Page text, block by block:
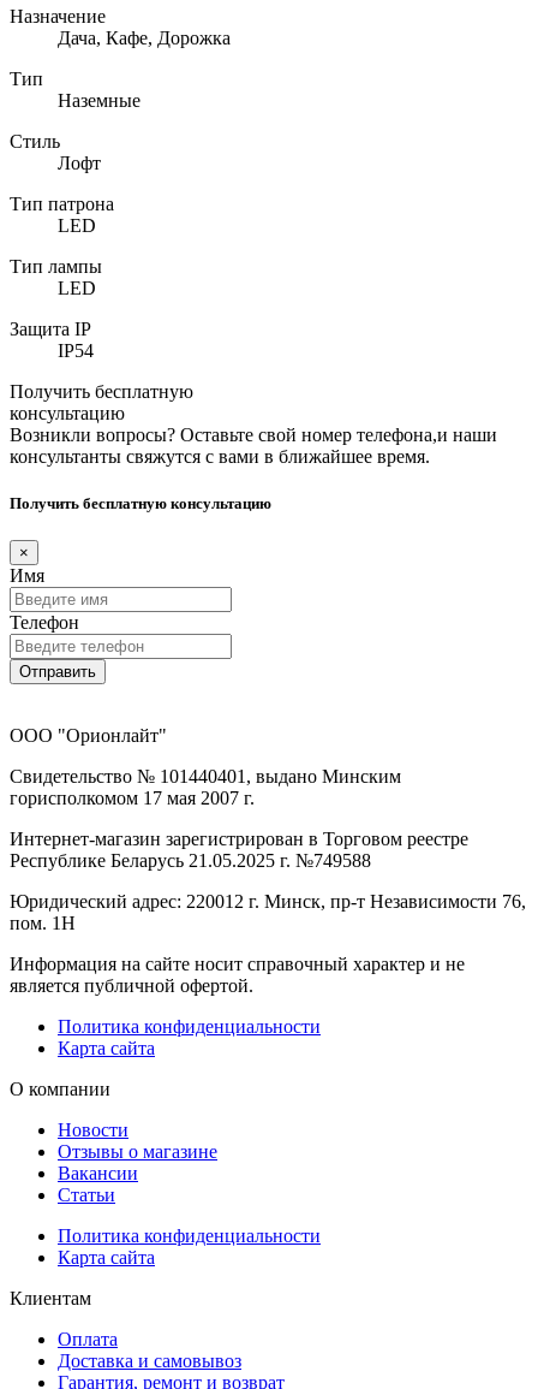
Назначение
Дача, Кафе, Дорожка
Тип
Наземные
Стиль
Лофт
Тип патрона
LED
Тип лампы
LED
Защита IP
IP54
Получить бесплатную
консультацию
Возникли вопросы? Оставьте свой номер телефона,и наши
консультанты свяжутся с вами в ближайшее время.
Получить бесплатную консультацию
×
Имя
Телефон
Отправить
ООО "Орионлайт"
Свидетельство № 101440401, выдано Минским
горисполкомом 17 мая 2007 г.
Интернет-магазин зарегистрирован в Торговом реестре
Республике Беларусь 21.05.2025 г. №749588
Юридический адрес: 220012 г. Минск, пр-т Независимости 76,
пом. 1Н
Информация на сайте носит справочный характер и не
является публичной офертой.
Политика конфиденциальности
Карта сайта
О компании
Новости
Отзывы о магазине
Вакансии
Статьи
Политика конфиденциальности
Карта сайта
Клиентам
Оплата
Доставка и самовывоз
Гарантия, ремонт и возврат